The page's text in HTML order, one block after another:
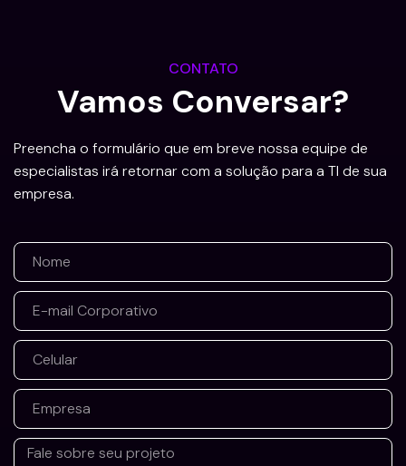
CONTATO
Vamos Conversar?
Preencha o formulário que em breve nossa equipe de
especialistas irá retornar com a solução para a TI de sua
empresa.